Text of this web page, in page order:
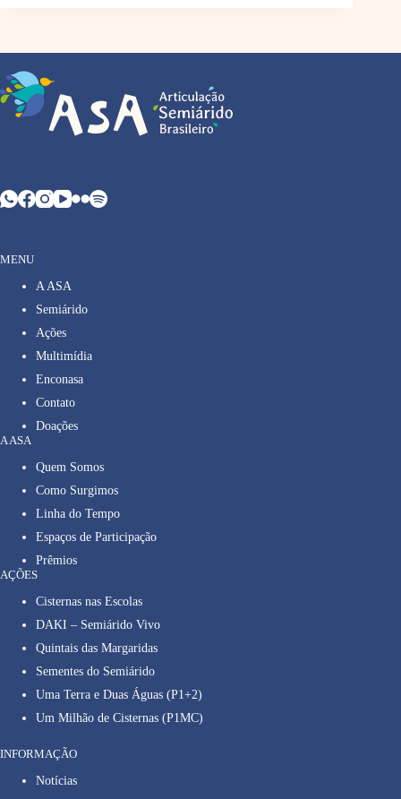
MENU
A ASA
Semiárido
Ações
Multimídia
Enconasa
Contato
Doações
A ASA
Quem Somos
Como Surgimos
Linha do Tempo
Espaços de Participação
Prêmios
AÇÕES
Cisternas nas Escolas
DAKI – Semiárido Vivo
Quintais das Margaridas
Sementes do Semiárido
Uma Terra e Duas Águas (P1+2)
Um Milhão de Cisternas (P1MC)
INFORMAÇÃO
Notícias